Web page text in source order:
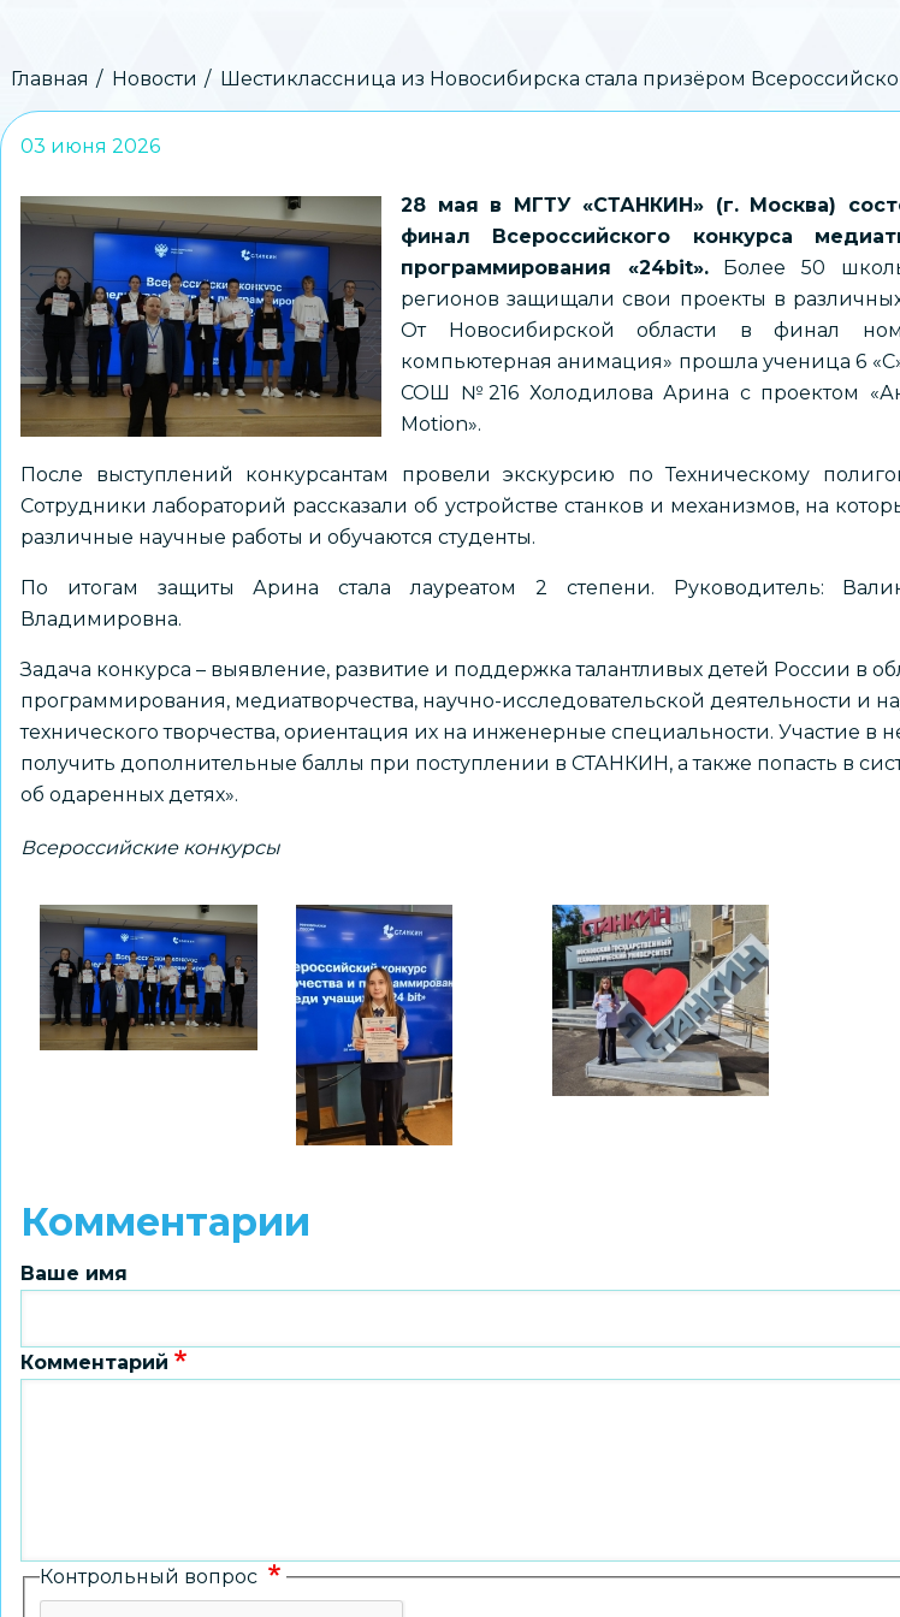
Строка
навигации
Главная Новости Шестиклассница из Новосибирска стала призёром
03 июня 2026
28 мая в МГТУ «СТАНКИН» (г. Москва)
финал Всероссийского конкурса
программирования «24bit».Более 50
регионов защищали свои проекты в
От Новосибирской области в финал
компьютерная анимация» прошла ученица 6
СОШ №216 Холодилова Арина с проектом
Motion».
После выступлений конкурсантам провели экскурсию по Техническому
Сотрудники лабораторий рассказали об устройстве станков и механизмов, на
различные научные работы и обучаются студенты.
По итогам защиты Арина стала лауреатом 2 степени. Руководитель:
Владимировна.
Задача конкурса – выявление, развитие и поддержка талантливых детей России в
программирования, медиатворчества, научно-исследовательской деятельности и
технического творчества, ориентация их на инженерные специальности. Участие в
получить дополнительные баллы при поступлении в СТАНКИН, а также попасть в
об одаренных детях».
Всероссийские конкурсы
Комментарии
Ваше имя
Комментарий
Контрольный вопрос